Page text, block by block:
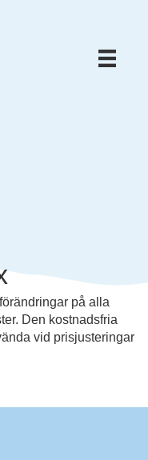
på alla
Den kostnadsfria
vid prisjusteringar
tab)